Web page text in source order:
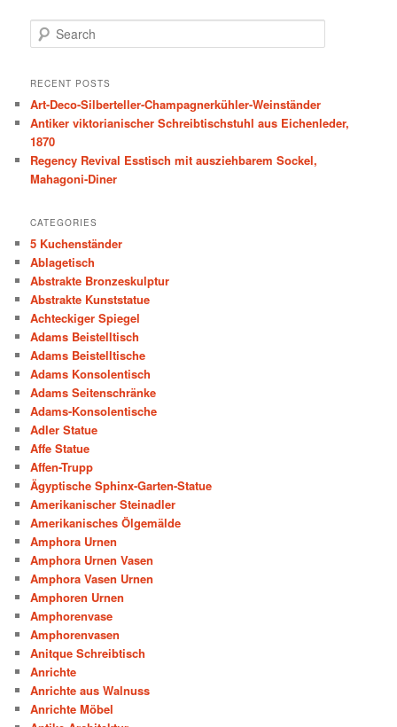
e
r
h
RECENT POSTS
Art-Deco-Silberteller-Champagnerkühler-Weinständer
Antiker viktorianischer Schreibtischstuhl aus Eichenleder,
1870
Regency Revival Esstisch mit ausziehbarem Sockel,
Mahagoni-Diner
CATEGORIES
5 Kuchenständer
Ablagetisch
Abstrakte Bronzeskulptur
Abstrakte Kunststatue
Achteckiger Spiegel
Adams Beistelltisch
Adams Beistelltische
Adams Konsolentisch
Adams Seitenschränke
Adams-Konsolentische
Adler Statue
Affe Statue
Affen-Trupp
Ägyptische Sphinx-Garten-Statue
Amerikanischer Steinadler
Amerikanisches Ölgemälde
Amphora Urnen
Amphora Urnen Vasen
Amphora Vasen Urnen
Amphoren Urnen
Amphorenvase
Amphorenvasen
Anitque Schreibtisch
Anrichte
Anrichte aus Walnuss
Anrichte Möbel